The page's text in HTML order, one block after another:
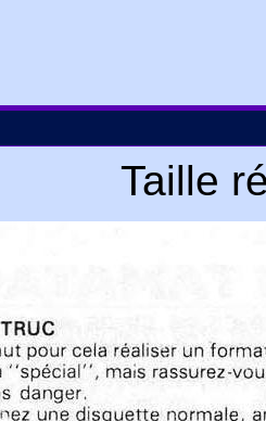
Taille